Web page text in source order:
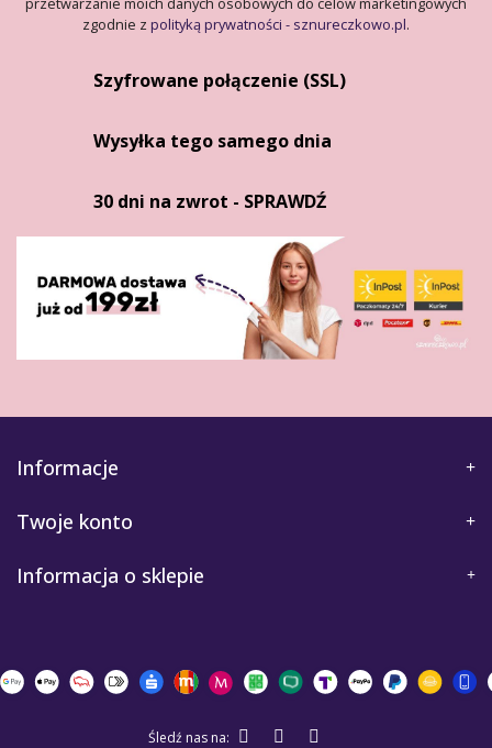
zgodnie z polityką prywatności - sznureczkowo.pl.
Szyfrowane połączenie (SSL)
Wysyłka tego samego dnia
30 dni na zwrot - SPRAWDŹ
Informacje
Twoje konto
Informacja o sklepie
Śledź nas na: